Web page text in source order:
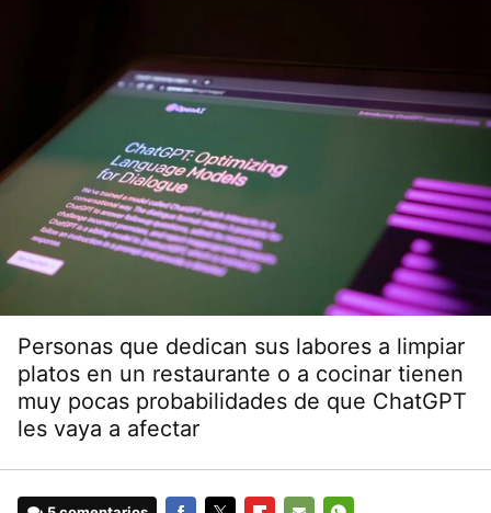
Personas que dedican sus labores a limpiar
platos en un restaurante o a cocinar tienen
muy pocas probabilidades de que ChatGPT
les vaya a afectar